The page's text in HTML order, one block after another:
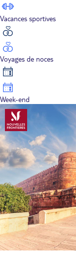
Vacances sportives
Voyages de noces
Week-end